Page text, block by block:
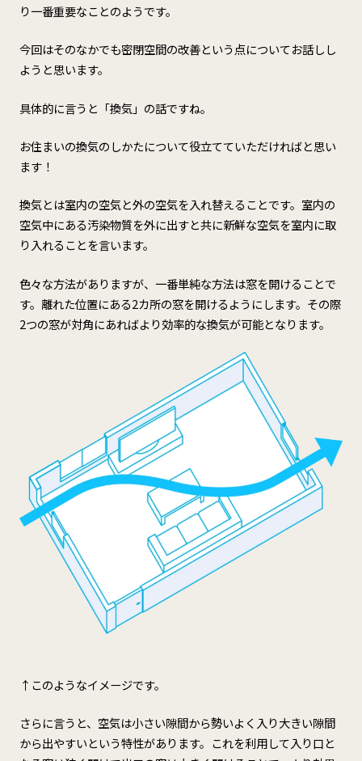
り一番重要なことのようです。
今回はそのなかでも密閉空間の改善という点についてお話しし
ようと思います。
具体的に言うと「換気」の話ですね。
お住まいの換気のしかたについて役立てていただければと思い
ます！
換気とは室内の空気と外の空気を入れ替えることです。室内の
空気中にある汚染物質を外に出すと共に新鮮な空気を室内に取
り入れることを言います。
色々な方法がありますが、一番単純な方法は窓を開けることで
す。離れた位置にある2カ所の窓を開けるようにします。その際
2つの窓が対角にあればより効率的な換気が可能となります。
↑このようなイメージです。
さらに言うと、空気は小さい隙間から勢いよく入り大きい隙間
から出やすいという特性があります。これを利用して入り口と